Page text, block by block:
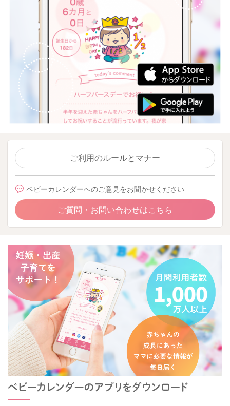
ご利用のルールとマナー
ベビーカレンダーへのご意見をお聞かせください
ご質問・お問い合わせはこちら